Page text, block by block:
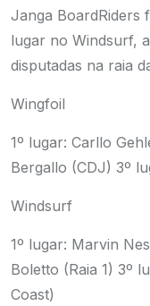
Janga BoardRiders
lugar no Windsurf,
disputadas na raia
Wingfoil
1º lugar: Carllo
Bergallo (CDJ) 3º
Windsurf
1º lugar: Marvin
Boletto (Raia 1) 3º
Coast)